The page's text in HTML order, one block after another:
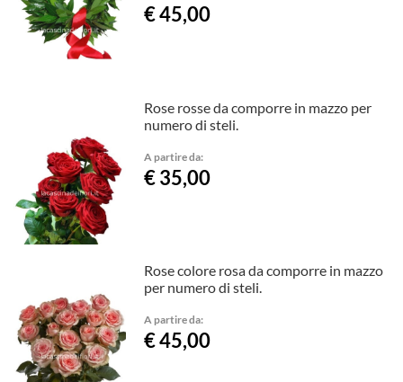
€ 45,00
Rose rosse da comporre in mazzo per
numero di steli.
A partire da:
€ 35,00
Rose colore rosa da comporre in mazzo
per numero di steli.
A partire da:
€ 45,00